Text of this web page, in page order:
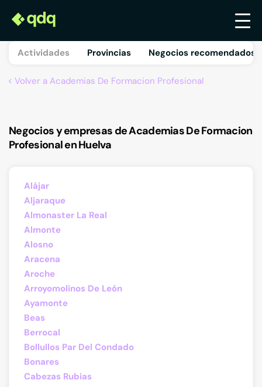
Actividades Provincias Negocios recomendados
Volver a Academias De Formacion Profesional
Negocios y empresas de Academias De Formacion
Profesional en Huelva
Alájar
Aljaraque
Almonaster La Real
Almonte
Alosno
Aracena
Aroche
Arroyomolinos De León
Ayamonte
Beas
Berrocal
Bollullos Par Del Condado
Bonares
Cabezas Rubias